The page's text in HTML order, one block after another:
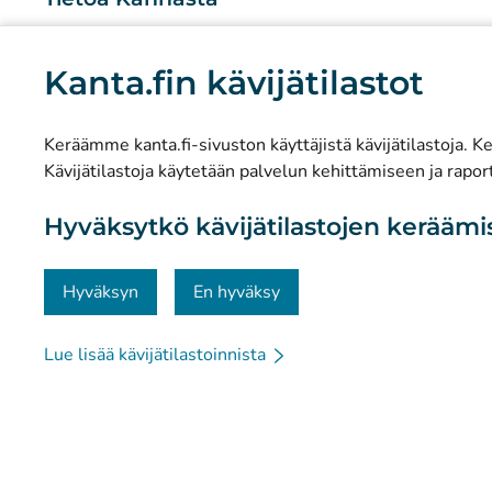
Kanta.fin kävijätilastot
Keräämme kanta.fi-sivuston käyttäjistä kävijätilastoja.
Kävijätilastoja käytetään palvelun kehittämiseen ja
Hyväksytkö kävijätilastojen
Hyväksyn En hyväksy
Lue lisää kävijätilastoinnista
Tutkimus ja tiedolla johtaminen
Tietosuoja ja saavutettavuus
Viestintä ja sosiaalinen media
© Kanta-Palvelut, Kansaneläkelaitos